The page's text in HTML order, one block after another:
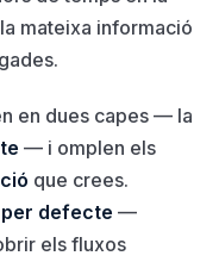
mateixa informació
en dues capes — la
— i omplen els
que crees.
defecte —
els fluxos